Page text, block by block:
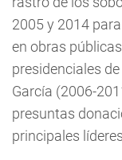
2005 y 2014
en obras
presidenciales
García (2006-
presuntas
principales